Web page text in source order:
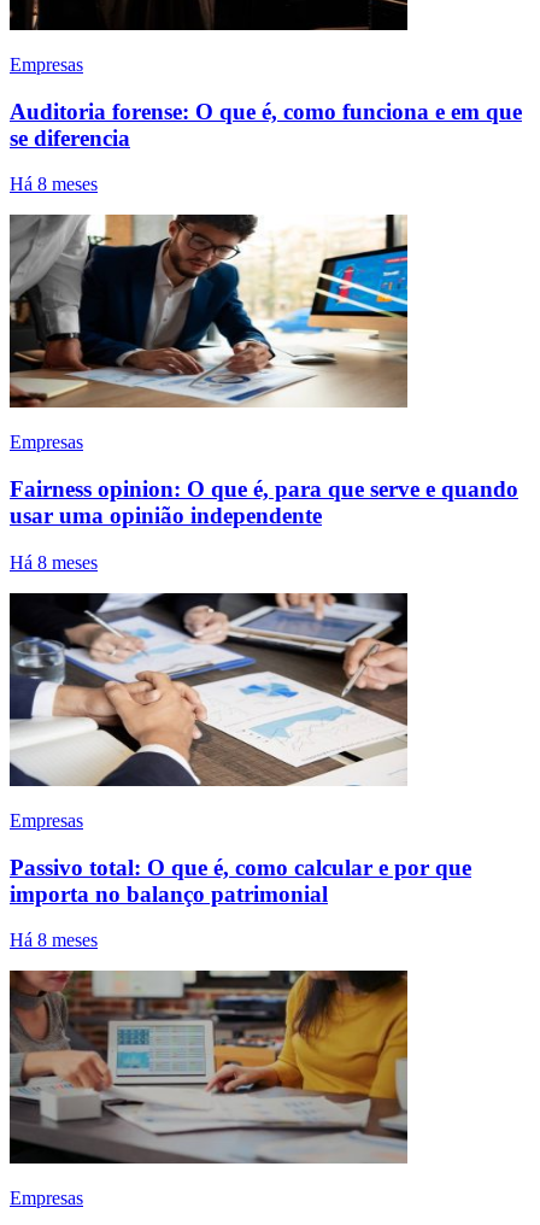
Empresas
Auditoria forense: O que é, como funciona e em que
se diferencia
Há 8 meses
Empresas
Fairness opinion: O que é, para que serve e quando
usar uma opinião independente
Há 8 meses
Empresas
Passivo total: O que é, como calcular e por que
importa no balanço patrimonial
Há 8 meses
Empresas